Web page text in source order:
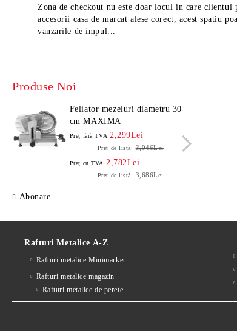
Zona de checkout nu este doar locul in care clientul
accesorii casa de marcat alese corect, acest spatiu
vanzarile de impul...
Produse Noi
Feliator mezeluri diametru 30
cm MAXIMA
Preţ fără TVA 2,299Lei
Preț de listă: 3,046Lei
Preţ cu TVA 2,782Lei
Preț de listă: 3,686Lei
Abonare
Rafturi Metalice A-Z
Rafturi metalice Minimarket
Rafturi metalice magazin
Rafturi metalice de perete